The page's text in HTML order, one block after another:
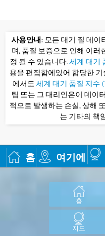
사용안내: 모든 대기 질 데이
며, 품질 보증으로 인해 이러
정 될 수 있습니다.세계 대기
용을 편집함에있어 합당한
에서도 세계 대기 품질 지수
팀 또는 그 대리인은이 데이
적으로 발생하는 손실, 상해
는 기타의 책
홈 여기에
홈
지도